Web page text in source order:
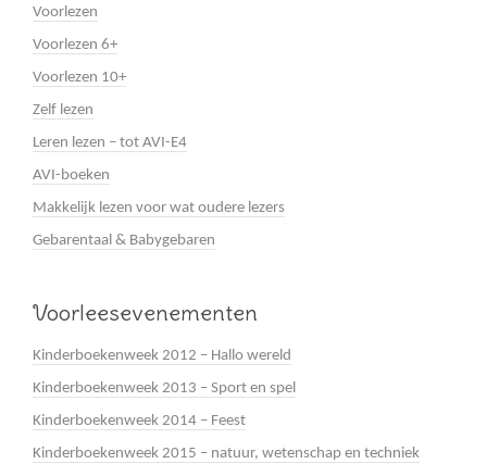
Voorlezen
Voorlezen 6+
Voorlezen 10+
Zelf lezen
Leren lezen – tot AVI-E4
AVI-boeken
Makkelijk lezen voor wat oudere lezers
Gebarentaal & Babygebaren
Voorleesevenementen
Kinderboekenweek 2012 – Hallo wereld
Kinderboekenweek 2013 – Sport en spel
Kinderboekenweek 2014 – Feest
Kinderboekenweek 2015 – natuur, wetenschap en techniek